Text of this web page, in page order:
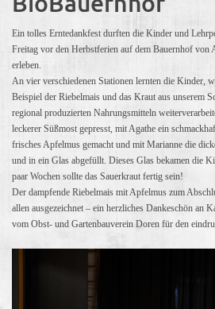
Ein tolles Erntedankfest durften die Kinder und
Freitag vor den Herbstferien auf dem Bauernhof von
erleben.
An vier verschiedenen Stationen lernten die Kinder,
Beispiel der Riebelmais und das Kraut aus unserem
regional produzierten Nahrungsmitteln
leckerer Süßmost gepresst, mit Agathe ein
frisches Apfelmus gemacht und mit Marianne die
und in ein Glas abgefüllt. Dieses Glas bekamen die
paar Wochen sollte das Sauerkraut fertig sein!
Der dampfende Riebelmais mit Apfelmus zum
allen ausgezeichnet – ein herzliches Dankeschön an
vom Obst- und Gartenbauverein Doren für den